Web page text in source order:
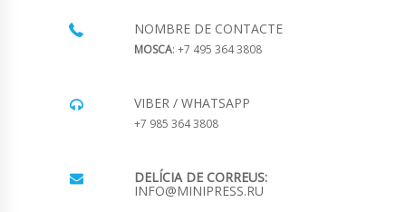
NOMBRE DE CONTACTE
MOSCA: +7 495 364 3808
VIBER / WHATSAPP
+7 985 364 3808
DELÍCIA DE CORREUS:
INFO@MINIPRESS.RU